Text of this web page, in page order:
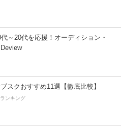
～20代を応援！オーディション・
スクおすすめ11選【徹底比較】
ンキング